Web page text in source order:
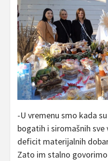
-U vremenu smo kada
bogatih i siromašnih
deficit materijalnih
Zato im stalno